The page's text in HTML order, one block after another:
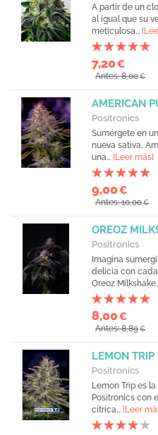
A partir de un
al igual que su
meticulosa...
7,20€
Antes: 8,00€
AMERICAN
Positronics
Sumérgete en
nueva sativa,
una... [Leer más]
9,00€
Antes: 10,00€
OREOZ
Positronics
Imagina
delicia con
Oreoz Milkshake,
8,00€
Antes: 8,89€
LEMON
Positronics
Lemon Trip es
Positronics con
cítrica... [Leer